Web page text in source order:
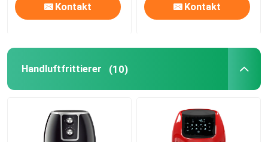
Zwei-Luft-Frittierer
Handluftfrittierer
Kaffeemaschinemaschine
Waffelsandwich-Hersteller
Kontakt Kontakt
Handluftfrittierer (10)